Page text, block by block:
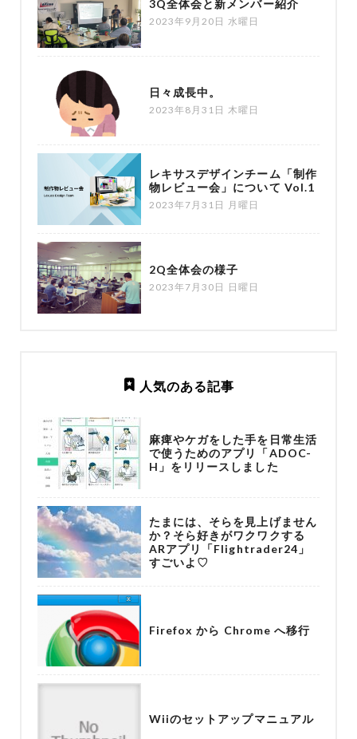
3Q全体会と新メンバー紹介
2023年9月20日 水曜日
日々成長中。
2023年8月31日 木曜日
レキサスデザインチーム「制作
物レビュー会」について Vol.1
2023年7月31日 月曜日
2Q全体会の様子
2023年7月30日 日曜日
人気のある記事
麻痺やケガをした手を日常生活
で使うためのアプリ「ADOC-
H」をリリースしました
たまには、そらを見上げません
か？そら好きがワクワクする
ARアプリ「Flightrader24」
すごいよ♡
Firefox から Chrome へ移行
Wiiのセットアップマニュアル